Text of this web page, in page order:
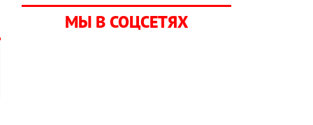
МЫ В СОЦСЕТЯХ